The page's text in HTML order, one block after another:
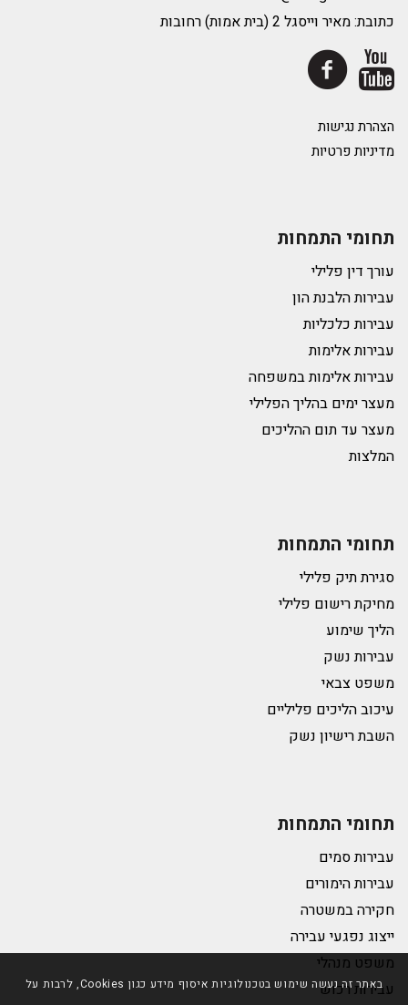
כתובת: מאיר וייסגל 2 (בית אמות) רחובות
הצהרת נגישות
מדיניות פרטיות
תחומי התמחות
עורך דין פלילי
עבירות הלבנת הון
עבירות כלכליות
עבירות אלימות
עבירות אלימות במשפחה
מעצר ימים בהליך הפלילי
מעצר עד תום ההליכים
המלצות
תחומי התמחות
סגירת תיק פלילי
מחיקת רישום פלילי
הליך שימוע
עבירות נשק
משפט צבאי
עיכוב הליכים פליליים
השבת רישיון נשק
תחומי התמחות
עבירות סמים
עבירות הימורים
חקירה במשטרה
ייצוג נפגעי עבירה
משפט מנהלי
עבירות רכוש
באתר זה נעשה שימוש בטכנולוגיות איסוף מידע כגון Cookies, לרבות על